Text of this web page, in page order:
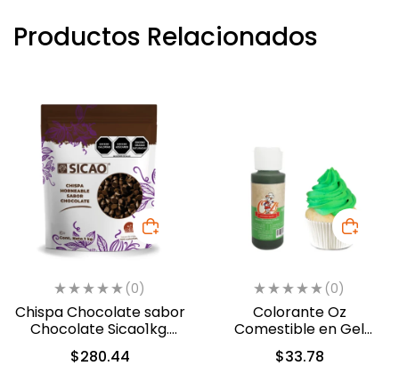
Productos Relacionados
(0)
Chispa Chocolate sabor
Chocolate Sicao1kg.
(0312-A99)
$280.44
(0)
Colorante Oz
Comestible en Gel
Verde Follaje 60ml
(5313)
$33.78